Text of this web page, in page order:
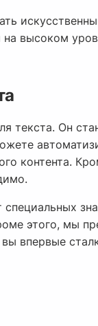
на высоком
текста. Он
контента.
этого, мы
впервые